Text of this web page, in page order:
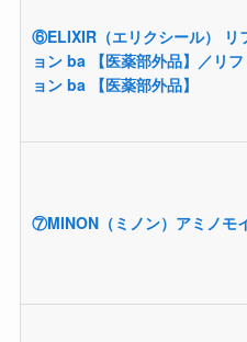
⑥ELIXIR（エリクシール） リ
ョン ba 【医薬部外品】／リ
ョン ba 【医薬部外品】
⑦MINON（ミノン）アミノモ